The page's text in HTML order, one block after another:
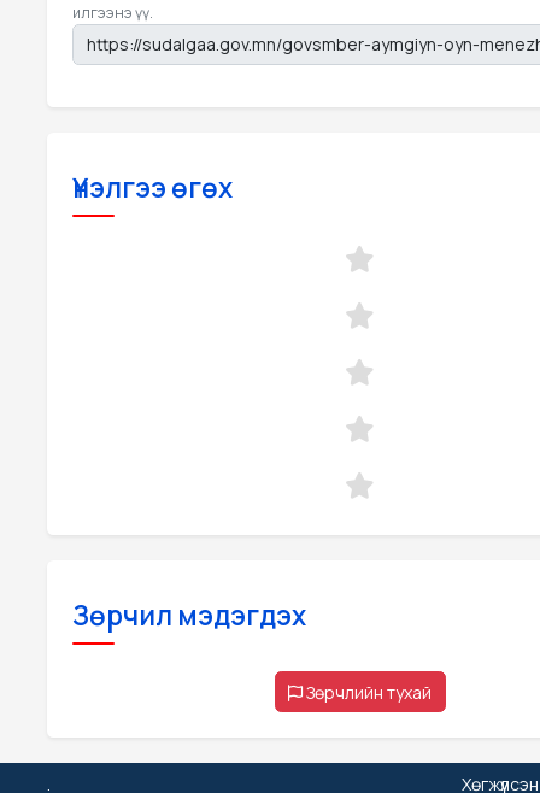
илгээнэ үү.
Үнэлгээ өгөх
Зөрчил мэдэгдэх
Зөрчлийн тухай
.